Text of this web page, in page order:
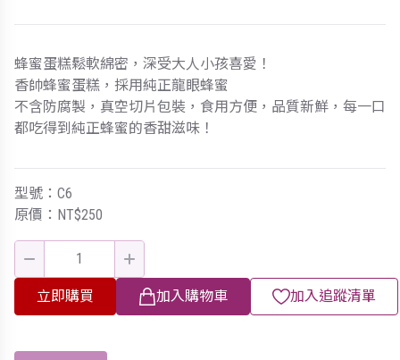
蜂蜜蛋糕鬆軟綿密，深受大人小孩喜愛！
香帥蜂蜜蛋糕，採用純正龍眼蜂蜜
不含防腐製，真空切片包裝，食用方便，品質新鮮，每一口
都吃得到純正蜂蜜的香甜滋味！
型號：C6
原價：NT$250
立即購買 加入購物車 加入追蹤清單